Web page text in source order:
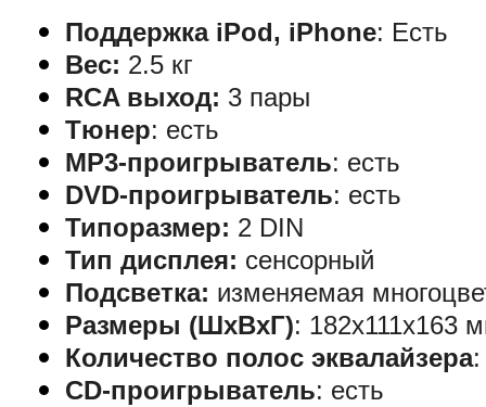
Поддержка iPod, iPhone: Есть
Вес: 2.5 кг
RCA выход: 3 пары
Тюнер: есть
MP3-проигрыватель: есть
DVD-проигрыватель: есть
Типоразмер: 2 DIN
Тип дисплея: сенсорный
Подсветка: изменяемая
Размеры (ШхВхГ): 182x111x163
Количество полос эквалайзера
CD-проигрыватель: есть